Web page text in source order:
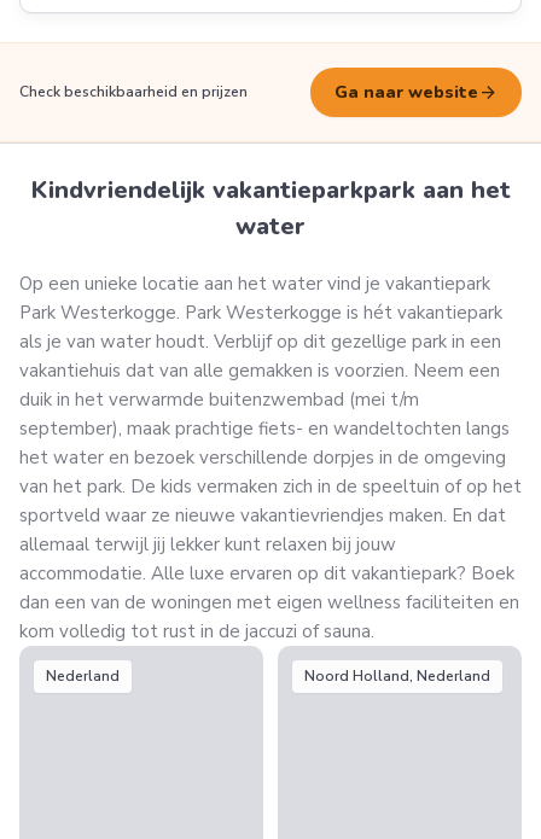
Check beschikbaarheid en prijzen Ga naar website arrow_forward
Kindvriendelijk vakantieparkpark aan het
water
Op een unieke locatie aan het water vind je vakantiepark
Park Westerkogge. Park Westerkogge is hét vakantiepark
als je van water houdt. Verblijf op dit gezellige park in een
vakantiehuis dat van alle gemakken is voorzien. Neem een
duik in het verwarmde buitenzwembad (mei t/m
september), maak prachtige fiets- en wandeltochten langs
het water en bezoek verschillende dorpjes in de omgeving
van het park. De kids vermaken zich in de speeltuin of op het
sportveld waar ze nieuwe vakantievriendjes maken. En dat
allemaal terwijl jij lekker kunt relaxen bij jouw
accommodatie. Alle luxe ervaren op dit vakantiepark? Boek
dan een van de woningen met eigen wellness faciliteiten en
kom volledig tot rust in de jaccuzi of sauna.
Nederland Noord Holland, Nederland